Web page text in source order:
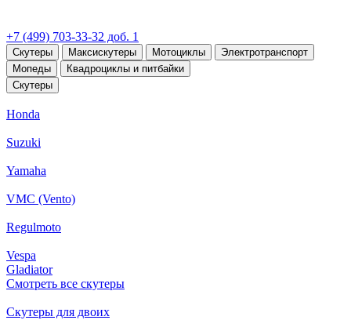
+7 (499) 703-33-32 доб. 1
Скутеры Максискутеры Мотоциклы
Электротранспорт
Мопеды
Квадроциклы и питбайки
Скутеры
Honda
Suzuki
Yamaha
VMC (Vento)
Regulmoto
Vespa
Gladiator
Смотреть все скутеры
Скутеры для двоих